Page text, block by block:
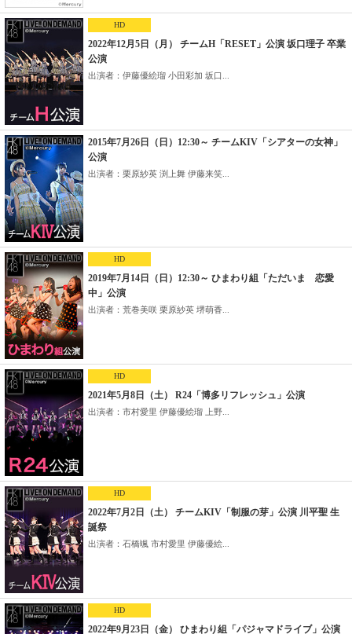
HD
2022年12月5日（月） チームH「RESET」公演 坂口理子 卒業
公演
出演者：伊藤優絵瑠 小田彩加 坂口...
2015年7月26日（日）12:30～ チームKIV「シアターの女神」
公演
出演者：栗原紗英 渕上舞 伊藤来笑...
HD
2019年7月14日（日）12:30～ ひまわり組「ただいま 恋愛
中」公演
出演者：荒巻美咲 栗原紗英 堺萌香...
HD
2021年5月8日（土） R24「博多リフレッシュ」公演
出演者：市村愛里 伊藤優絵瑠 上野...
HD
2022年7月2日（土） チームKIV「制服の芽」公演 川平聖 生
誕祭
出演者：石橋颯 市村愛里 伊藤優絵...
HD
2022年9月23日（金） ひまわり組「パジャマドライブ」公演